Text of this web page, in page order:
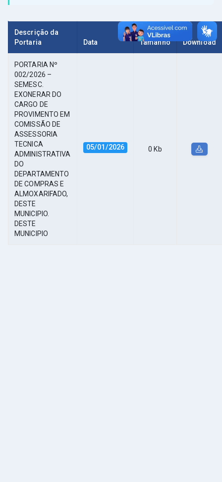
Descrição da
Portaria
Data Tamanho Download
PORTARIA Nº
002/2026 –
SEMESC.
EXONERAR DO
CARGO DE
PROVIMENTO EM
COMISSÃO DE
ASSESSORIA
TECNICA
ADMINISTRATIVA
DO
DEPARTAMENTO
DE COMPRAS E
ALMOXARIFADO,
DESTE
MUNICIPIO.
DESTE
MUNICIPIO
05/01/2026 0 Kb